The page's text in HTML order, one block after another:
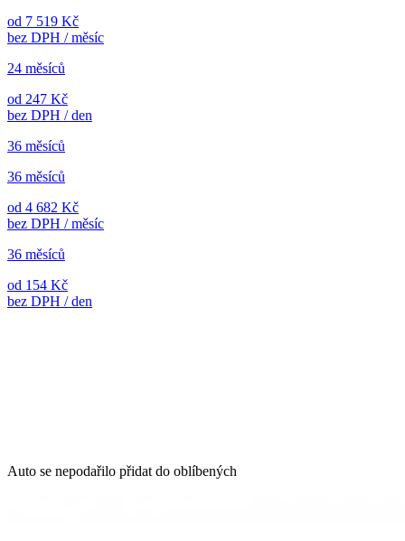
od 7 519 Kč
bez DPH / měsíc
24 měsíců
od 247 Kč
bez DPH / den
36 měsíců
36 měsíců
od 4 682 Kč
bez DPH / měsíc
36 měsíců
od 154 Kč
bez DPH / den
Auto se nepodařilo přidat do oblíbených